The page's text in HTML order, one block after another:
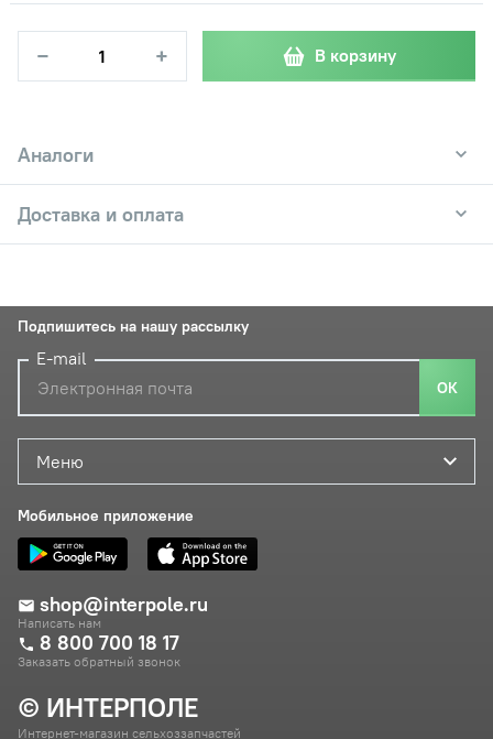
− + В корзину
Аналоги
Доставка и оплата
© ИНТЕРПОЛЕ
Интернет-магазин сельхоззапчастей
Меню
Мобильное приложение
shop@interpole.ru
Написать нам
8 800 700 18 17
Заказать обратный звонок
Подпишитесь на нашу рассылку
E-mail
ОК